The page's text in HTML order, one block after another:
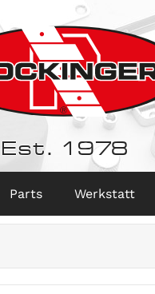
Est. 1978
Parts Werkstatt